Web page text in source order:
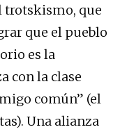
trotskismo, que
que el pueblo
es la
con la clase
común” (el
Una alianza